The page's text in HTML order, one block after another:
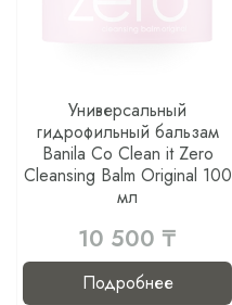
Универсальный
гидрофильный бальзам
Banila Co Clean it Zero
Cleansing Balm Original 100
мл
10 500 ₸
Подробнее